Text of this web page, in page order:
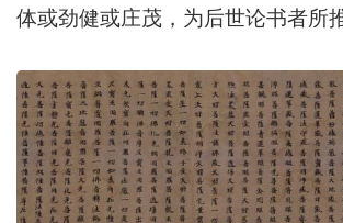
体或劲健或庄茂，为后世论书者所推